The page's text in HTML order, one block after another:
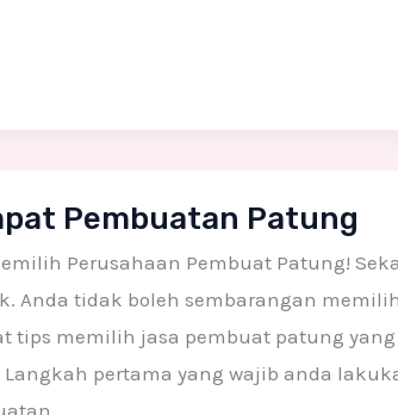
Pembuatan Patung
Perusahaan Pembuat Patung!
Anda tidak boleh sembarangan
tips memilih jasa pembuat patung
Langkah pertama yang wajib anda